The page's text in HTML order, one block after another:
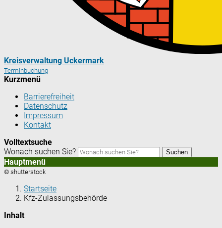
Kreisverwaltung Uckermark
Terminbuchung
Kurzmenü
Barrierefreiheit
Datenschutz
Impressum
Kontakt
Volltextsuche
Wonach suchen Sie?
Suchen
Hauptmenü
© shutterstock
Startseite
Kfz-Zulassungsbehörde
Inhalt